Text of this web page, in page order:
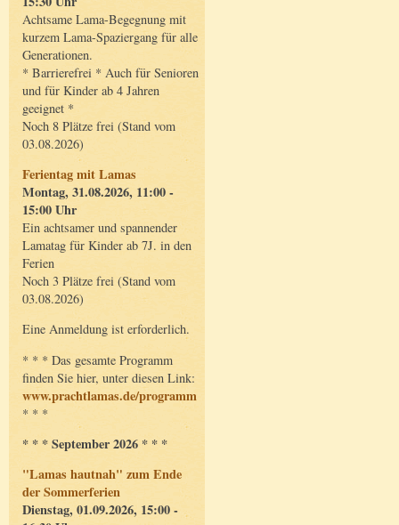
Achtsame Lama-Begegnung mit
kurzem Lama-Spaziergang für alle
Generationen.
* Barrierefrei * Auch für Senioren
und für Kinder ab 4 Jahren
geeignet *
Noch 8 Plätze frei (Stand vom
03.08.2026)
Ferientag mit Lamas
Montag, 31.08.2026, 11:00 -
15:00 Uhr
Ein achtsamer und spannender
Lamatag für Kinder ab 7J. in den
Ferien
Noch 3 Plätze frei (Stand vom
03.08.2026)
Eine Anmeldung ist erforderlich.
* * * Das gesamte Programm
finden Sie hier, unter diesen Link:
www.prachtlamas.de/programm
* * *
* * * September 2026 * * *
"Lamas hautnah" zum Ende
der Sommerferien
Dienstag, 01.09.2026, 15:00 -